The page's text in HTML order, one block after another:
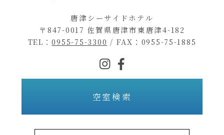
唐津シーサイドホテル
〒847-0017 佐賀県唐津市東唐津4-182
TEL：0955-75-3300 / FAX：0955-75-1885
空室検索